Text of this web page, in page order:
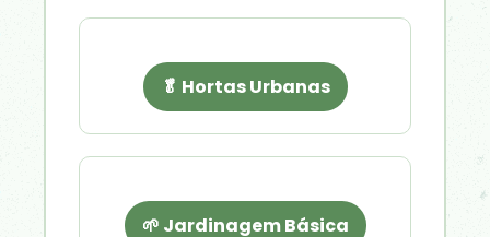
🥬 Hortas Urbanas
🌱 Jardinagem Básica